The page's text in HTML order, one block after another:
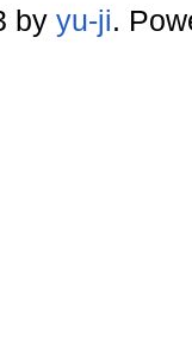
by yu-ji.